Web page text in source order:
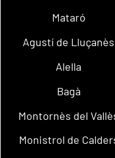
Mataró
Agustí de Lluçanès
Alella
Bagà
Montornès del
Monistrol de